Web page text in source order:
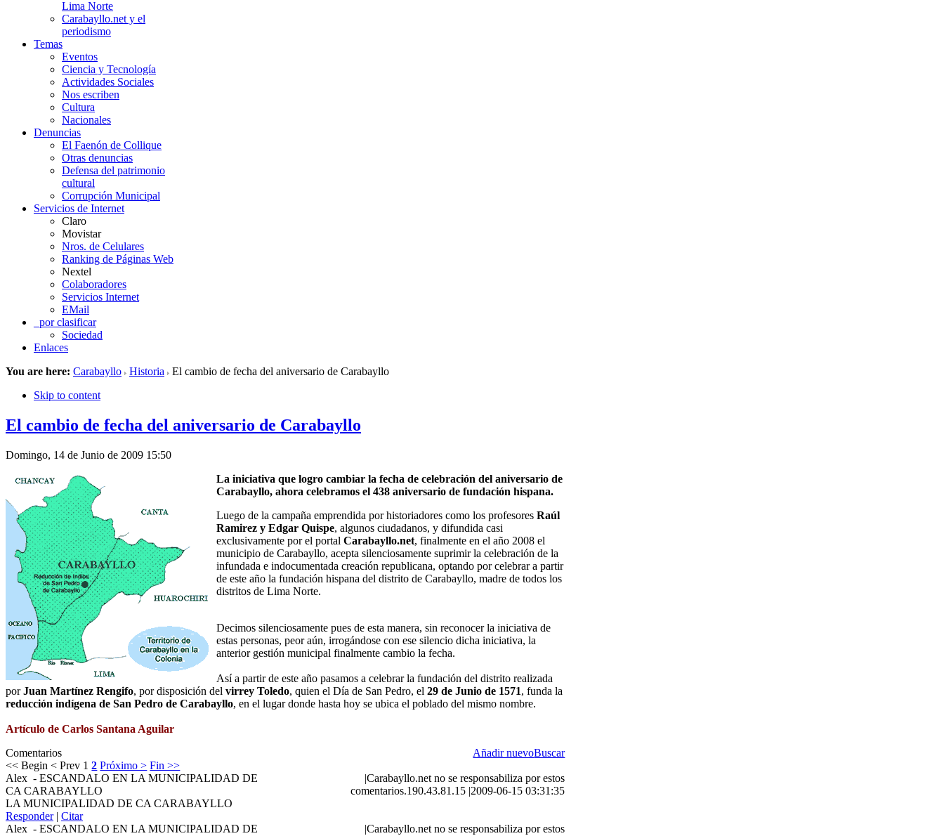
Lima Norte
Carabayllo.net y el
periodismo
Temas
Eventos
Ciencia y Tecnología
Actividades Sociales
Nos escriben
Cultura
Nacionales
Denuncias
El Faenón de Collique
Otras denuncias
Defensa del patrimonio
cultural
Corrupción Municipal
Servicios de Internet
Claro
Movistar
Nros. de Celulares
Ranking de Páginas Web
Nextel
Colaboradores
Servicios Internet
EMail
_por clasificar
Sociedad
Enlaces
You are here: Carabayllo Historia
El cambio de fecha del aniversario de Carabayllo
Skip to content
El cambio de fecha del aniversario de Carabayllo
Domingo, 14 de Junio de 2009 15:50
La iniciativa que logro cambiar la fecha de celebración del aniversario de
Carabayllo, ahora celebramos el 438 aniversario de fundación hispana.
Luego de la campaña emprendida por historiadores como los profesores Raúl
Ramirez y Edgar Quispe, algunos ciudadanos, y difundida casi
exclusivamente por el portal Carabayllo.net, finalmente en el año 2008 el
municipio de Carabayllo, acepta silenciosamente suprimir la celebración de la
infundada e indocumentada creación republicana, optando por celebrar a partir
de este año la fundación hispana del distrito de Carabayllo, madre de todos los
distritos de Lima Norte.
Decimos silenciosamente pues de esta manera, sin reconocer la iniciativa de
estas personas, peor aún, irrogándose con ese silencio dicha iniciativa, la
anterior gestión municipal finalmente cambio la fecha.
Así a partir de este año pasamos a celebrar la fundación del distrito realizada
porJuan Martínez Rengifo, por disposición del virrey Toledo, quien el Día de San Pedro, el 29 de Junio de 1571, funda la
reducción indígena de San Pedro de Carabayllo, en el lugar donde hasta hoy se ubica el poblado del mismo nombre.
Artículo de Carlos Santana Aguilar
Comentarios
Añadir nuevoBuscar
<< Begin < Prev 1 2 Próximo > Fin >>
Alex - ESCANDALO EN LA MUNICIPALIDAD DE
CA CARABAYLLO
|Carabayllo.net no se responsabiliza por estos
comentarios.190.43.81.15 |2009-06-15 03:31:35
LA MUNICIPALIDAD DE CA CARABAYLLO
Responder| Citar
Alex - ESCANDALO EN LA MUNICIPALIDAD DE
|Carabayllo.net no se responsabiliza por estos